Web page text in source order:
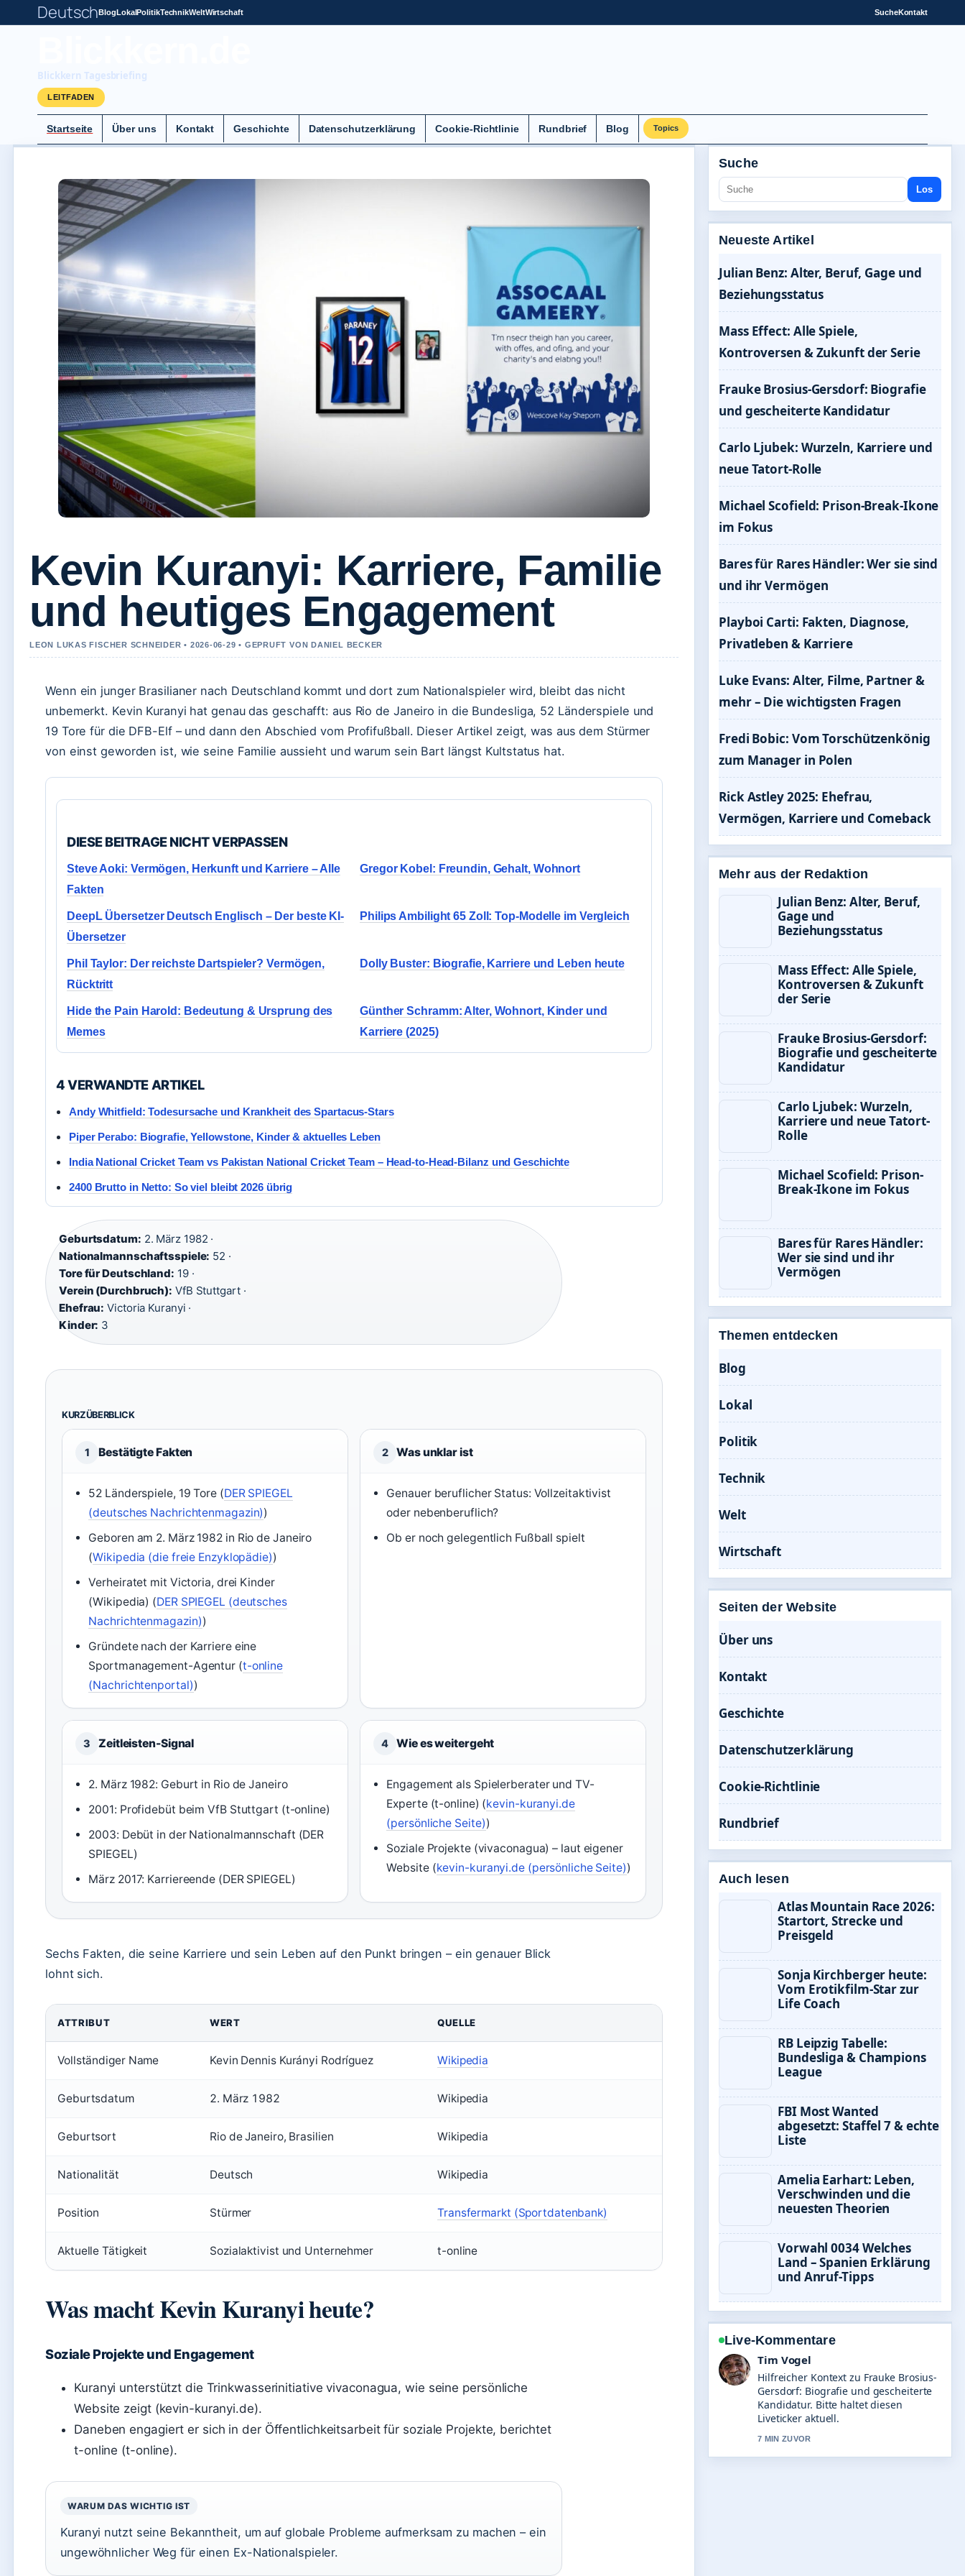
DeutschBlogLokalPolitikTechnikWeltWirtschaft SucheKontakt
Blickkern Tagesbriefing
LEITFADEN
Startseite Über uns Kontakt Geschichte Datenschutzerklärung Cookie-Richtlinie Rundbrief Blog Topics
Kevin Kuranyi: Karriere, Familie
und heutiges Engagement
LEON LUKAS FISCHER SCHNEIDER • 2026-06-29 • GEPRUFT VON DANIEL BECKER
Wenn ein junger Brasilianer nach Deutschland kommt und dort zum Nationalspieler wird, bleibt das nicht
unbemerkt. Kevin Kuranyi hat genau das geschafft: aus Rio de Janeiro in die Bundesliga, 52 Länderspiele und
19 Tore für die DFB-Elf – und dann den Abschied vom Profifußball. Dieser Artikel zeigt, was aus dem Stürmer
von einst geworden ist, wie seine Familie aussieht und warum sein Bart längst Kultstatus hat.
DIESE BEITRAGE NICHT VERPASSEN
Steve Aoki: Vermögen, Herkunft und Karriere – Alle
Fakten
Gregor Kobel: Freundin, Gehalt, Wohnort
DeepL Übersetzer Deutsch Englisch – Der beste KI-
Übersetzer
Philips Ambilight 65 Zoll: Top-Modelle im Vergleich
Phil Taylor: Der reichste Dartspieler? Vermögen,
Rücktritt
Dolly Buster: Biografie, Karriere und Leben heute
Hide the Pain Harold: Bedeutung & Ursprung des
Memes
Günther Schramm: Alter, Wohnort, Kinder und
Karriere (2025)
4 VERWANDTE ARTIKEL
Andy Whitfield: Todesursache und Krankheit des Spartacus-Stars
Piper Perabo: Biografie, Yellowstone, Kinder & aktuelles Leben
India National Cricket Team vs Pakistan National Cricket Team – Head-to-Head-Bilanz und Geschichte
2400 Brutto in Netto: So viel bleibt 2026 übrig
Geburtsdatum: 2. März 1982 ·
Nationalmannschaftsspiele: 52 ·
Tore für Deutschland: 19 ·
Verein (Durchbruch): VfB Stuttgart ·
Ehefrau: Victoria Kuranyi ·
Kinder: 3
KURZÜBERBLICK
1 Bestätigte Fakten
52 Länderspiele, 19 Tore (DER SPIEGEL
(deutsches Nachrichtenmagazin))
Geboren am 2. März 1982 in Rio de Janeiro
(Wikipedia (die freie Enzyklopädie))
Verheiratet mit Victoria, drei Kinder
(Wikipedia) (DER SPIEGEL (deutsches
Nachrichtenmagazin))
Gründete nach der Karriere eine
Sportmanagement-Agentur (t-online
(Nachrichtenportal))
2 Was unklar ist
Genauer beruflicher Status: Vollzeitaktivist
oder nebenberuflich?
Ob er noch gelegentlich Fußball spielt
3 Zeitleisten-Signal
2. März 1982: Geburt in Rio de Janeiro
2001: Profidebüt beim VfB Stuttgart (t-online)
2003: Debüt in der Nationalmannschaft (DER
SPIEGEL)
März 2017: Karriereende (DER SPIEGEL)
4 Wie es weitergeht
Engagement als Spielerberater und TV-
Experte (t-online) (kevin-kuranyi.de
(persönliche Seite))
Soziale Projekte (vivaconagua) – laut eigener
Website (kevin-kuranyi.de (persönliche Seite))
Sechs Fakten, die seine Karriere und sein Leben auf den Punkt bringen – ein genauer Blick
lohnt sich.
ATTRIBUT WERT QUELLE
Vollständiger Name Kevin Dennis Kurányi Rodríguez Wikipedia
Geburtsdatum 2. März 1982 Wikipedia
Geburtsort Rio de Janeiro, Brasilien Wikipedia
Nationalität Deutsch Wikipedia
Position Stürmer Transfermarkt (Sportdatenbank)
Aktuelle Tätigkeit Sozialaktivist und Unternehmer t-online
Was macht Kevin Kuranyi heute?
Soziale Projekte und Engagement
Kuranyi unterstützt die Trinkwasserinitiative vivaconagua, wie seine persönliche
Website zeigt (kevin-kuranyi.de).
Daneben engagiert er sich in der Öffentlichkeitsarbeit für soziale Projekte, berichtet
t-online (t-online).
WARUM DAS WICHTIG IST
Kuranyi nutzt seine Bekanntheit, um auf globale Probleme aufmerksam zu machen – ein
ungewöhnlicher Weg für einen Ex-Nationalspieler.
Suche
Los
Neueste Artikel
Julian Benz: Alter, Beruf, Gage und
Beziehungsstatus
Mass Effect: Alle Spiele,
Kontroversen & Zukunft der Serie
Frauke Brosius-Gersdorf: Biografie
und gescheiterte Kandidatur
Carlo Ljubek: Wurzeln, Karriere und
neue Tatort-Rolle
Michael Scofield: Prison-Break-Ikone
im Fokus
Bares für Rares Händler: Wer sie sind
und ihr Vermögen
Playboi Carti: Fakten, Diagnose,
Privatleben & Karriere
Luke Evans: Alter, Filme, Partner &
mehr – Die wichtigsten Fragen
Fredi Bobic: Vom Torschützenkönig
zum Manager in Polen
Rick Astley 2025: Ehefrau,
Vermögen, Karriere und Comeback
Mehr aus der Redaktion
Julian Benz: Alter, Beruf,
Gage und
Beziehungsstatus
Mass Effect: Alle Spiele,
Kontroversen & Zukunft
der Serie
Frauke Brosius-Gersdorf:
Biografie und gescheiterte
Kandidatur
Carlo Ljubek: Wurzeln,
Karriere und neue Tatort-
Rolle
Michael Scofield: Prison-
Break-Ikone im Fokus
Bares für Rares Händler:
Wer sie sind und ihr
Vermögen
Themen entdecken
Blog
Lokal
Politik
Technik
Welt
Wirtschaft
Seiten der Website
Über uns
Kontakt
Geschichte
Datenschutzerklärung
Cookie-Richtlinie
Rundbrief
Auch lesen
Atlas Mountain Race 2026:
Startort, Strecke und
Preisgeld
Sonja Kirchberger heute:
Vom Erotikfilm-Star zur
Life Coach
RB Leipzig Tabelle:
Bundesliga & Champions
League
FBI Most Wanted
abgesetzt: Staffel 7 & echte
Liste
Amelia Earhart: Leben,
Verschwinden und die
neuesten Theorien
Vorwahl 0034 Welches
Land – Spanien Erklärung
und Anruf-Tipps
Live-Kommentare
Mila Kruger
Die Berichterstattung zu Julian Benz:
Alter, Beruf, Gage und
Beziehungsstatus wirkt solide und
sehr gut nachvollziehbar.
9 MIN ZUVOR